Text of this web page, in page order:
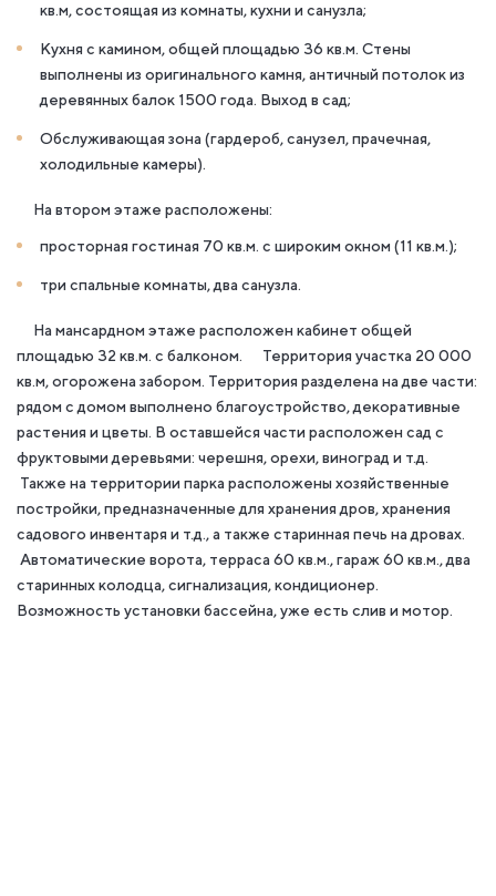
кв.м, состоящая из комнаты, кухни и санузла;
Кухня с камином, общей площадью 36 кв.м. Стены
выполнены из оригинального камня, античный потолок из
деревянных балок 1500 года. Выход в сад;
Обслуживающая зона (гардероб, санузел, прачечная,
холодильные камеры).
На втором этаже расположены:
просторная гостиная 70 кв.м. с широким окном (11 кв.м.);
три спальные комнаты, два санузла.
На мансардном этаже расположен кабинет общей
площадью 32 кв.м. с балконом. Территория участка 20 000
кв.м, огорожена забором. Территория разделена на две части:
рядом с домом выполнено благоустройство, декоративные
растения и цветы. В оставшейся части расположен сад с
фруктовыми деревьями: черешня, орехи, виноград и т.д.
Также на территории парка расположены хозяйственные
постройки, предназначенные для хранения дров, хранения
садового инвентаря и т.д., а также старинная печь на дровах.
Автоматические ворота, терраса 60 кв.м., гараж 60 кв.м., два
старинных колодца, сигнализация, кондиционер.
Возможность установки бассейна, уже есть слив и мотор.